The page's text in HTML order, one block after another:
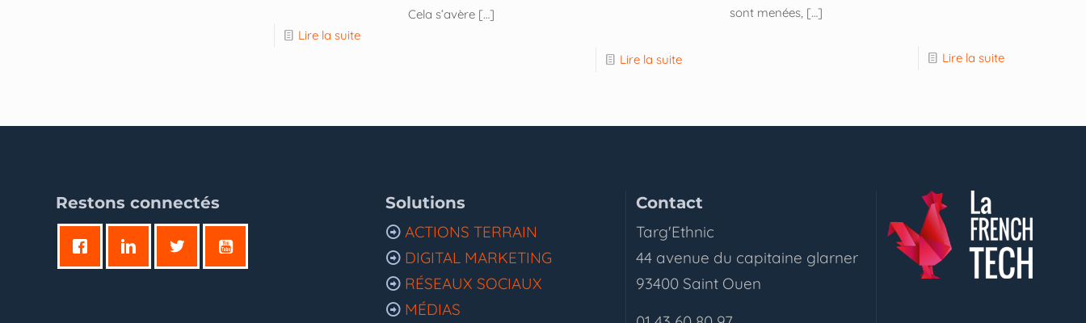
Lire la suite
Cela s’avère[…]
Lire la suite
sont menées, […]
Lire la suite
Restons connectés
Solutions
ACTIONS TERRAIN
DIGITAL MARKETING
RÉSEAUX SOCIAUX
MÉDIAS
Contact
Targ'Ethnic
44 avenue du capitaine glarner
93400 Saint Ouen